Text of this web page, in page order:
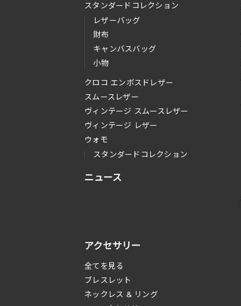
スタンダードコレクション
レザーバッグ
財布
キャンバスバッグ
小物
クロコ エンボスドレザー
スムースレザー
ヴィンテージ スムースレザー
ヴィンテージ レザー
ウォモ
スタンダードコレクション
ニュース
アクセサリー
全てを見る
ブレスレット
ネックレス & リング